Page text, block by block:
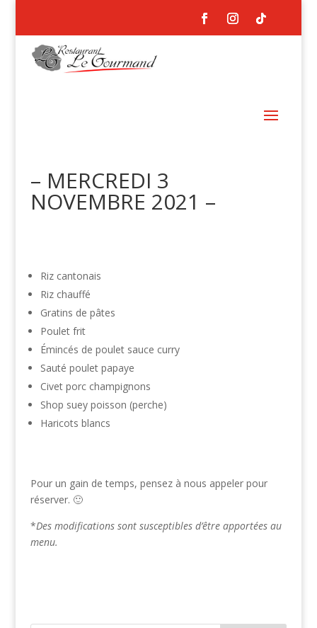
– MERCREDI 3
NOVEMBRE 2021 –
Riz cantonais
Riz chauffé
Gratins de pâtes
Poulet frit
Émincés de poulet sauce curry
Sauté poulet papaye
Civet porc champignons
Shop suey poisson (perche)
Haricots blancs
Pour un gain de temps, pensez à nous appeler pour
réserver. 🙂
*Des modifications sont susceptibles d’être apportées au
menu.